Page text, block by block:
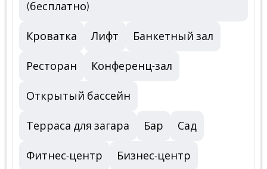
(бесплатно)
Кроватка Лифт Банкетный зал
Ресторан Конференц-зал
Открытый бассейн
Терраса для загара Бар Сад
Фитнес-центр Бизнес-центр